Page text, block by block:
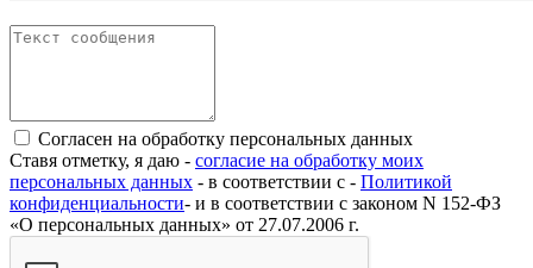
Согласен на обработку персональных данных
Ставя отметку, я даю - согласие на обработку моих
персональных данных - в соответствии с - Политикой
конфиденциальности- и в соответствии с законом N 152-ФЗ
«О персональных данных» от 27.07.2006 г.